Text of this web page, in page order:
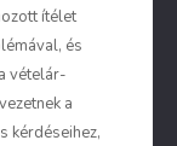
ítélet
és
vételár-
a
kérdéseihez,